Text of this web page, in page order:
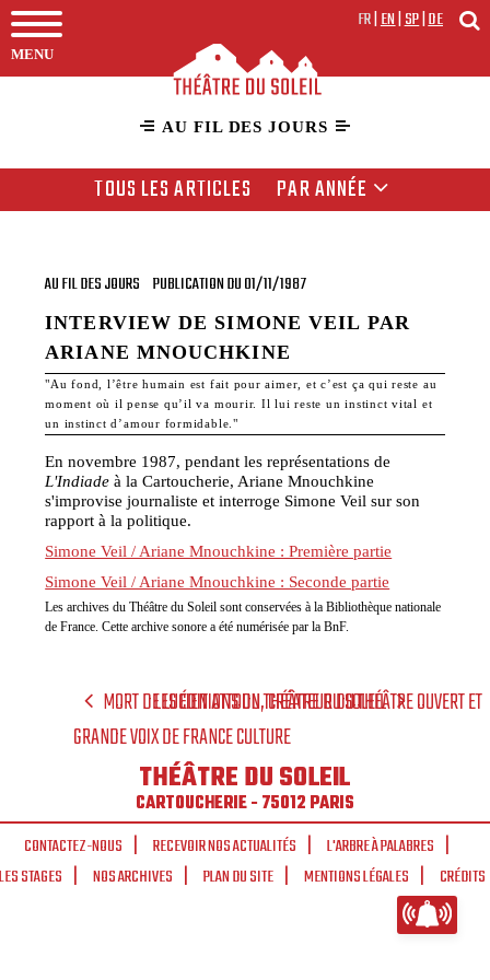
MENU
FR|EN|SP|DE
AU FIL DES JOURS
TOUS LES ARTICLES PAR ANNÉE
AU FIL DES JOURS PUBLICATION DU 01/11/1987
INTERVIEW DE SIMONE VEIL PAR
ARIANE MNOUCHKINE
"Au fond, l’être humain est fait pour aimer, et c’est ça qui reste au
moment où il pense qu’il va mourir. Il lui reste un instinct vital et
un instinct d’amour formidable."
En novembre 1987, pendant les représentations de
L'Indiade à la Cartoucherie, Ariane Mnouchkine
s'improvise journaliste et interroge Simone Veil sur son
rapport à la politique.
Simone Veil / Ariane Mnouchkine : Première partie
Simone Veil / Ariane Mnouchkine : Seconde partie
Les archives du Théâtre du Soleil sont conservées à la Bibliothèque nationale
de France. Cette archive sonore a été numérisée par la BnF.
MORT DE LUCIEN ATTOUN, CRÉATEUR DU THÉÂTRE OUVERT ET
GRANDE VOIX DE FRANCE CULTURE
LES ÉDITIONS DU THÉÂTRE DU SOLEIL
THÉÂTRE DU SOLEIL
CARTOUCHERIE - 75012 PARIS
CONTACTEZ-NOUS
RECEVOIR NOS ACTUALITÉS
L'ARBRE À PALABRES
LES STAGES
NOS ARCHIVES PLAN DU SITE MENTIONS LÉGALES CRÉDITS